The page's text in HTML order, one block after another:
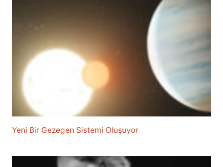
Yeni Bir Gezegen Sistemi Oluşuyor